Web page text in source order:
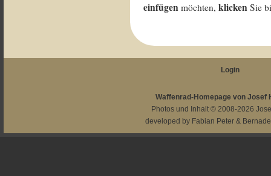
einfügen möchten,klicken Sie
Login
Waffenrad-Homepage von Josef
Photos und Inhalt © 2008-2026
developed by Fabian Peter &